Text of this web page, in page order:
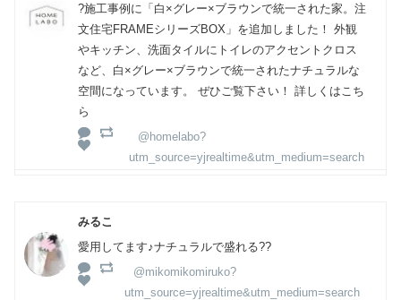
?施工事例に「白×グレー×ブラウンで統一された家。注
文住宅FRAMEシリーズBOX」を追加しました！ 外観
やキッチン、洗面タイルにトイレのアクセントクロス
など、白×グレー×ブラウンで統一されたナチュラルな
空間になっています。 ぜひご覧下さい！ 詳しくはこち
ら
@homelabo?
utm_source=yjrealtime&utm_medium=search
みるこ
愛用してます♪ナチュラルで盛れる??
@mikomikomiruko?
utm_source=yjrealtime&utm_medium=search